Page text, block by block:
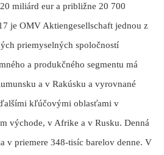
miliárd eur a približne 20 700
je OMV Aktiengesellschaft jednou z
priemyselných spoločností
a produkčného segmentu má
a v Rakúsku a vyrovnané
kľúčovými oblasťami v
východe, v Afrike a v Rusku. Denná
v priemere 348-tisíc barelov denne. V